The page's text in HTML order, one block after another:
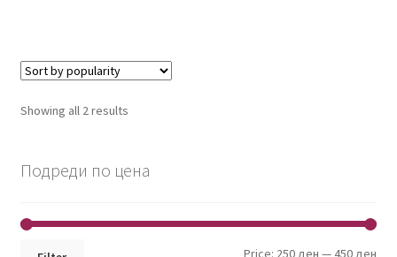
Showing all 2 results
Подреди по цена
Price: 250 ден —450 ден